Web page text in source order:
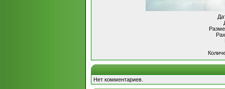
Нет комментариев.